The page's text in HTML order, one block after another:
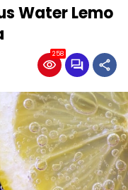
Water Lemo
258